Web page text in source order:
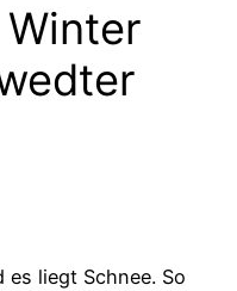
liegt Schnee. So